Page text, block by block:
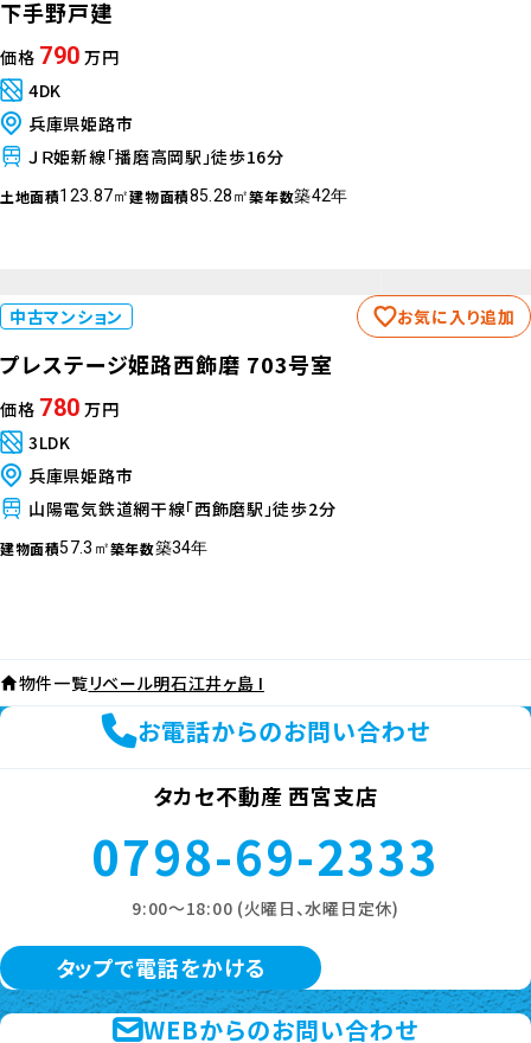
土地面積349.02㎡
中古戸建て
下手野戸建
兵庫県姫路市
土地面積123.87㎡建物面積85.28㎡ 築年数 築42年
中古マンション
プレステージ姫路西飾磨 703号室
山陽電気鉄道網干線「西飾磨駅」徒歩2分
57.3㎡築年数築34年
リベール明石江井ヶ島 I
お電話からのお問い合わせ
タカセ不動産 西宮支店